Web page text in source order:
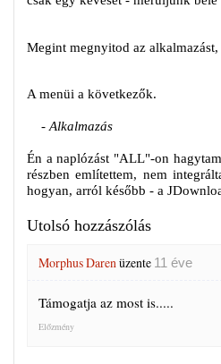
Megint megnyitod az
A menüi a következők.
- Alkalmazás
Én a naplózást "ALL"-on
részben említettem, nem
hogyan, arról később - a
Utolsó hozzászólás
Morphus Darenüzente 11 éve
Támogatja az most is.....
Előzmény